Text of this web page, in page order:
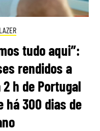
tudo aqui”:
rendidos a
h de Portugal
há 300 dias de